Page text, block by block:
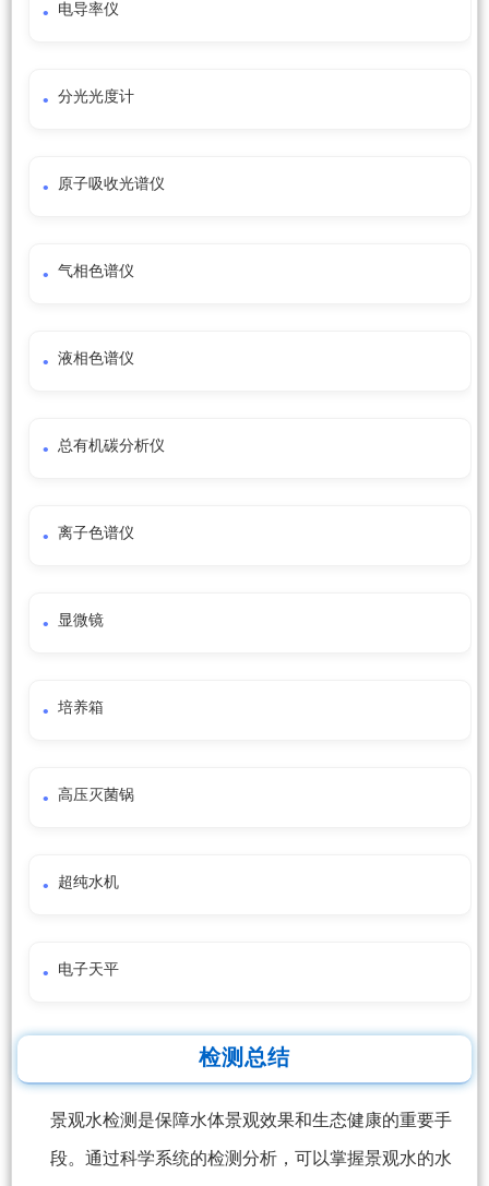
电导率仪
分光光度计
原子吸收光谱仪
气相色谱仪
液相色谱仪
总有机碳分析仪
离子色谱仪
显微镜
培养箱
高压灭菌锅
超纯水机
电子天平
检测总结
景观水检测是保障水体景观效果和生态健康的重要手
段。通过科学系统的检测分析，可以掌握景观水的水